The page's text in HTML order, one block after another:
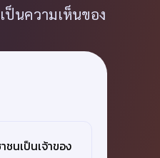
ป็นความเห็นของ